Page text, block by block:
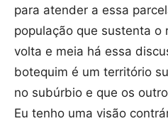
para atender a essa
população que sustenta o
volta e meia há essa
botequim é um território
no subúrbio e que os
Eu tenho uma visão